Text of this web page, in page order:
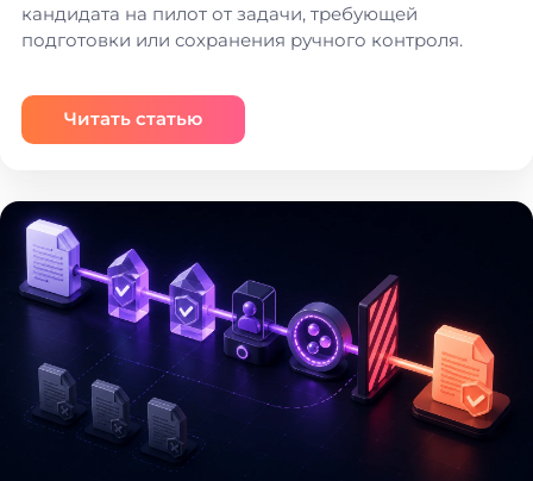
кандидата на пилот от задачи, требующей
подготовки или сохранения ручного контроля.
Читать статью